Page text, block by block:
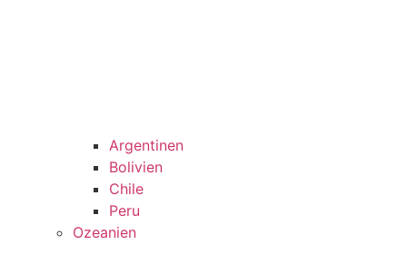
Argentinen
Bolivien
Chile
Peru
Ozeanien